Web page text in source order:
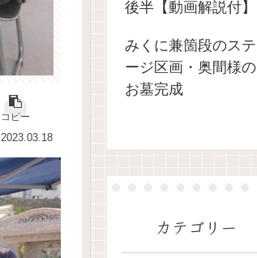
コピー
2023.03.18
後半【動画解説付】
みくに兼箇段のステ
ージ区画・奥間様の
お墓完成
カテゴリー